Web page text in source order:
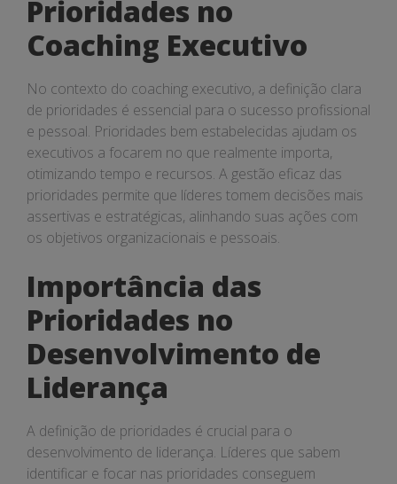
Prioridades no
Coaching Executivo
No contexto do coaching executivo, a definição clara
de prioridades é essencial para o sucesso profissional
e pessoal. Prioridades bem estabelecidas ajudam os
executivos a focarem no que realmente importa,
otimizando tempo e recursos. A gestão eficaz das
prioridades permite que líderes tomem decisões mais
assertivas e estratégicas, alinhando suas ações com
os objetivos organizacionais e pessoais.
Importância das
Prioridades no
Desenvolvimento de
Liderança
A definição de prioridades é crucial para o
desenvolvimento de liderança. Líderes que sabem
identificar e focar nas prioridades conseguem